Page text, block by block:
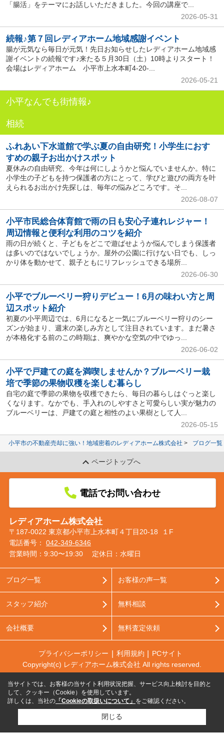
「腸活」をテーマにお話しいただきました。今回の講座で...
2026-05-31
続報♪第７回レディアホーム地域感謝イベント
腸が元気なら毎日が元気！先日お知らせしたレディアホーム地域感
謝イベントの続報です♪来たる５月30日（土）10時よりスタート！
会場はレディアホーム 小平市上水本町4-20-...
2026-05-21
小平なんでも街情報♪
相続
ふれあい下水道館で学ぶ夏の自由研究！小学生におす
すめの親子お出かけスポット
夏休みの自由研究、今年は何にしようかと悩んでいませんか。特に
小学生の子どもを持つ保護者の方にとって、学びと遊びの両方を叶
えられるお出かけ先探しは、毎年の悩みどころです。そ...
2026-08-07
小平市民総合体育館で雨の日も安心子連れレジャー！
周辺情報と便利な利用のコツを紹介
雨の日が続くと、子どもをどこで遊ばせようか悩んでしまう保護者
は多いのではないでしょうか。屋外の公園に行けない日でも、しっ
かり体を動かせて、親子ともにリフレッシュできる場所...
2026-06-30
小平でブルーベリー狩りデビュー！6月の味わい方と周
辺スポット紹介
初夏の小平周辺では、6月になると一気にブルーベリー狩りのシー
ズンが始まり、週末の楽しみ方として注目されています。まだ暑さ
が本格化する前のこの時期は、爽やかな空気の中でゆっ...
2026-06-02
小平で戸建ての庭を満喫しませんか？ブルーベリー栽
培で季節の果物収穫を楽しむ暮らし
自宅の庭で季節の果物を収穫できたら、毎日の暮らしはぐっと楽し
くなります。なかでも、手入れのしやすさと可愛らしい実が魅力の
ブルーベリーは、戸建ての庭と相性のよい果樹として人...
2026-05-15
小平市の不動産売却に強い！地域密着のレディアホーム株式会社 ブログ一覧
ページトップへ
電話でお問い合わせ
レディアホーム株式会社
〒187-0022 東京都小平市上水本町４丁目20-18 １F
電話番号： 042-349-6346
営業時間：9:30〜19:30
定休日：水曜日
ブログ一覧
スタッフ紹介
会社概要
お客様の声一覧
無料相談
無料査定依頼
プライバシーポリシー 利用規約
PCサイト
Copyright(c) レディアホーム株式会社 All rights reserved.
当サイトでは、お客様の当サイト利用状況把握、サービス向上検討を目的と
して、クッキー（Cookie）を使用しています。
詳しくは、当社の 「Cookieの取扱いについて」 をご確認ください。
閉じる